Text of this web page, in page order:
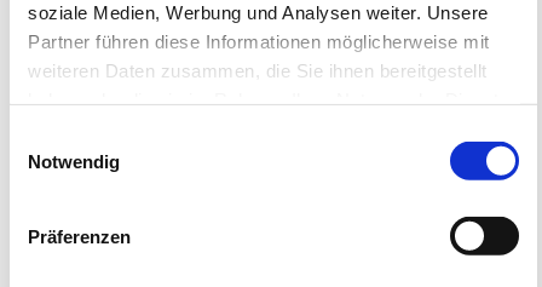
soziale Medien, Werbung und Analysen weiter. Unsere
Partner führen diese Informationen möglicherweise mit
weiteren Daten zusammen, die Sie ihnen bereitgestellt
Notwendig
Präferenzen
14. Januar 2025
Sitzmöglichkeit